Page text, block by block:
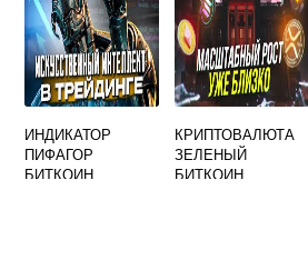
ИНДИКАТОР
ПИФАГОР
БИТКОИН
КРИПТОВАЛЮТА
ЗЕЛЕНЫЙ
БИТКОИН